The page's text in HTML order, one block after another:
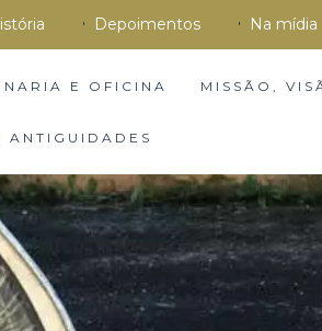
Depoimentos Na mídia
E OFICINA MISSÃO,
ANTIGUIDADES